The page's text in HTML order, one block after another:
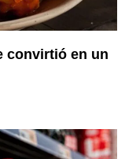
convirtió en un